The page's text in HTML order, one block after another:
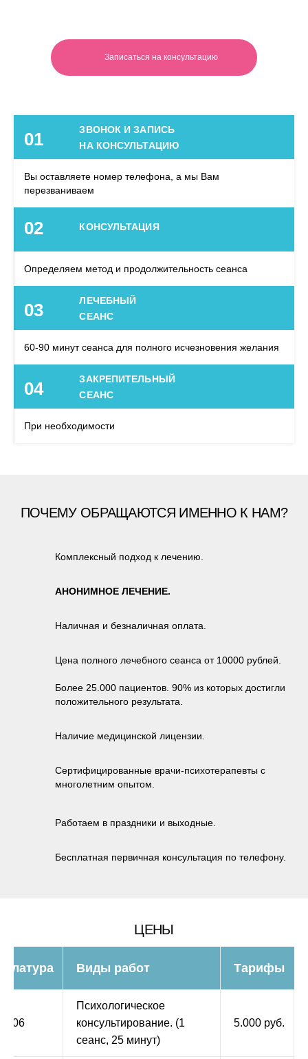
Записаться на консультацию
01
ЗВОНОК И ЗАПИСЬ
НА КОНСУЛЬТАЦИЮ
Вы оставляете номер телефона, а мы Вам
перезваниваем
02 КОНСУЛЬТАЦИЯ
Определяем метод и продолжительность сеанса
03
ЛЕЧЕБНЫЙ
СЕАНС
60-90 минут сеанса для полного исчезновения желания
04
ЗАКРЕПИТЕЛЬНЫЙ
СЕАНС
При необходимости
ПОЧЕМУ ОБРАЩАЮТСЯ ИМЕННО К НАМ?
Комплексный подход к лечению.
АНОНИМНОЕ ЛЕЧЕНИЕ.
Наличная и безналичная оплата.
Цена полного лечебного сеанса от 10000 рублей.
Более 25.000 пациентов. 90% из которых достигли
положительного результата.
Наличие медицинской лицензии.
Сертифицированные врачи-психотерапевты с
многолетним опытом.
Работаем в праздники и выходные.
Бесплатная первичная консультация по телефону.
ЦЕНЫ
Виды работ Тарифы
Психологическое
консультирование. (1
сеанс, 25 минут)
5.000 руб.